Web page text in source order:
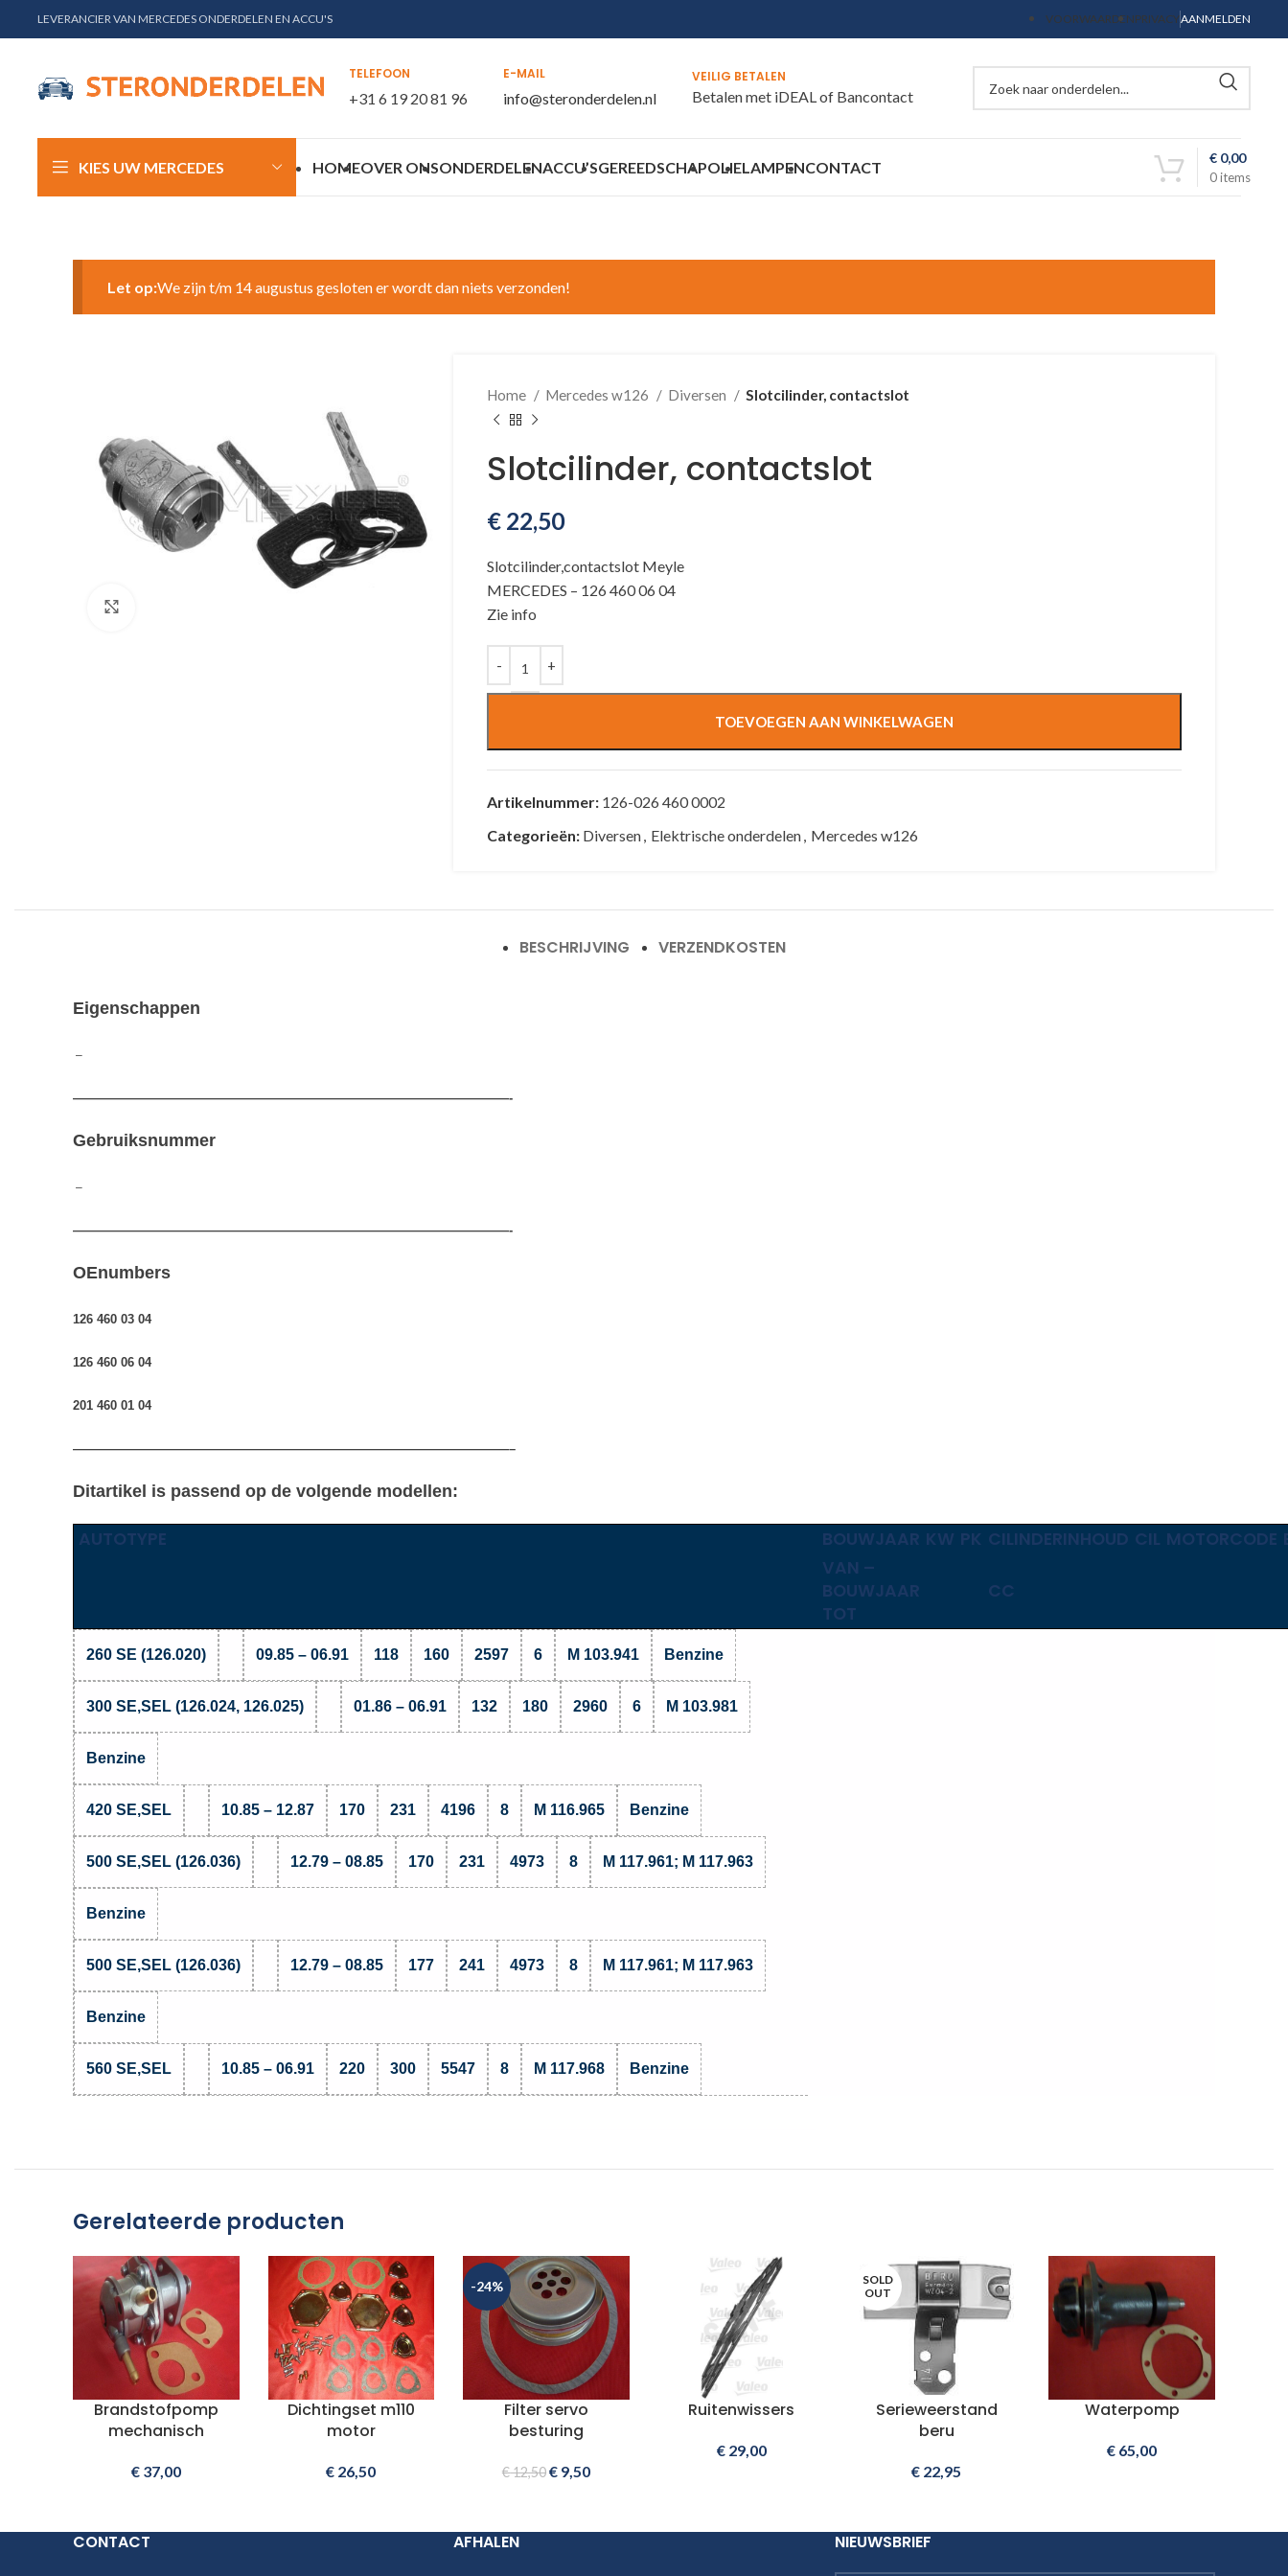
LEVERANCIER VAN MERCEDES ONDERDELEN EN ACCU'S VOORWAARDENPRIVACYAANMELDEN
TELEFOON
+31 6 19 20 81 96
E-MAIL
info@steronderdelen.nl
VEILIG BETALEN
Betalen met iDEAL of Bancontact
KIES UW MERCEDES HOMEOVER ONSONDERDELENACCU’SGEREEDSCHAPOLIELAMPENCONTACT
0items
€ 0,00
Let op:We zijn t/m 14 augustus gesloten er wordt dan niets verzonden!
Home Mercedes w126 Diversen Slotcilinder, contactslot
Slotcilinder, contactslot
€ 22,50
Slotcilinder,contactslot Meyle
MERCEDES – 126 460 06 04
Zie info
TOEVOEGEN AAN WINKELWAGEN
Artikelnummer: 126-026 460 0002
Categorieën: Diversen Elektrische onderdelen Mercedes w126
BESCHRIJVING VERZENDKOSTEN
Eigenschappen
–
———————————————————————————————————-
Gebruiksnummer
–
———————————————————————————————————-
OEnumbers
126 460 03 04
126 460 06 04
201 460 01 04
———————————————————————————————————–
Ditartikel is passend op de volgende modellen:
AUTOTYPE BOUWJAAR KW PK CILINDERINHOUD CIL MOTORCODE
VAN –
BOUWJAAR
TOT
CC
260 SE (126.020) 09.85 – 06.91 118 160 2597 6 M 103.941 Benzine
300 SE,SEL (126.024, 126.025) 01.86 – 06.91 132 180 2960 6 M 103.981
Benzine
420 SE,SEL 10.85 – 12.87 170 231 4196 8 M 116.965 Benzine
500 SE,SEL (126.036) 12.79 – 08.85 170 231 4973 8 M 117.961; M 117.963
Benzine
500 SE,SEL (126.036) 12.79 – 08.85 177 241 4973 8 M 117.961; M 117.963
Benzine
560 SE,SEL 10.85 – 06.91 220 300 5547 8 M 117.968 Benzine
Gerelateerde producten
Brandstofpomp
mechanisch
€37,00
Dichtingset m110
motor
€ 26,50
-24%
Filter servo
besturing
€12,50€ 9,50
Ruitenwissers
€29,00
SOLD
OUT
Serieweerstand
beru
€ 22,95
Waterpomp
€ 65,00
CONTACT AFHALEN NIEUWSBRIEF